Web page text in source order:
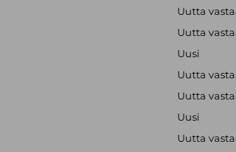
Uutta
Uutta
Uusi
Uutta
Uutta
Uusi
Uutta